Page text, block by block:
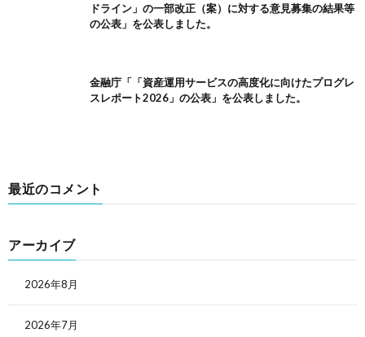
ドライン」の一部改正（案）に対する意見募集の結果等
の公表」を公表しました。
金融庁「「資産運用サービスの高度化に向けたプログレ
スレポート2026」の公表」を公表しました。
最近のコメント
アーカイブ
2026年8月
2026年7月